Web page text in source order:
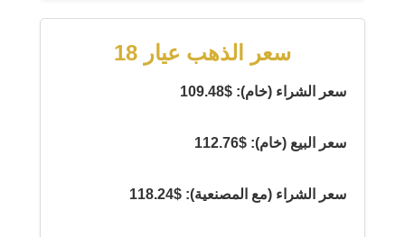
سعر الذهب عيار 18
سعر الشراء (خام): $109.48
سعر البيع (خام): $112.76
سعر الشراء (مع المصنعية): $118.24